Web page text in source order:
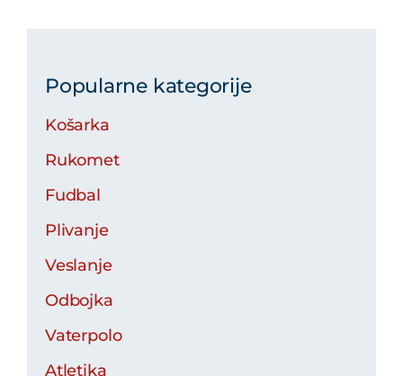
Popularne kategorije
Košarka
Rukomet
Fudbal
Plivanje
Veslanje
Odbojka
Vaterpolo
Atletika